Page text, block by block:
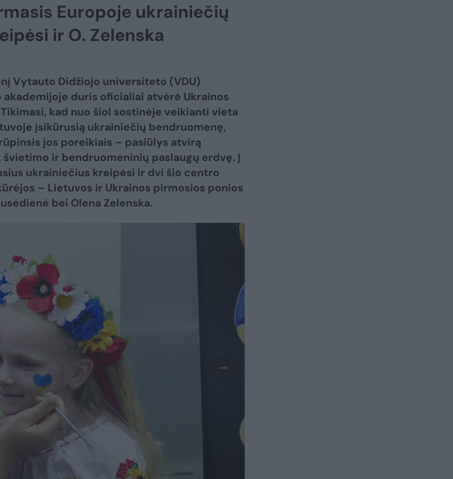
Europoje ukrainiečių
ir O. Zelenska
Vytauto Didžiojo universiteto (VDU)
akademijoje duris oficialiai atvėrė Ukrainos
kad nuo šiol sostinėje veikianti vieta
įsikūrusią ukrainiečių bendruomenę,
jos poreikiais – pasiūlys atvirą
švietimo ir bendruomeninių paslaugų erdvę. Į
ukrainiečius kreipėsi ir dvi šio centro
– Lietuvos ir Ukrainos pirmosios ponios
bei Olena Zelenska.